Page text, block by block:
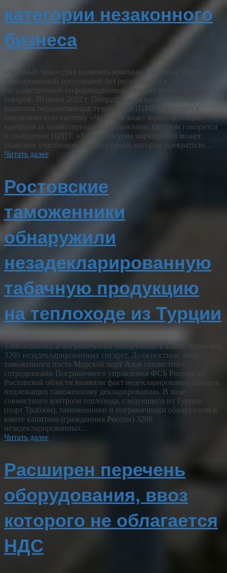
категории незаконного
бизнеса
«Честный знак» стал выявлять компании, которые торгуют
маркированной продукцией без регистрации в
государственной информационной системе мониторинга
товаров. 20 июня 2022 г. Оператор маркировки Центра
развития перспективных технологий (ЦРПТ) внедрил в
аналитическую систему «Честный знак» новые функции
контроля за хозяйствующими субъектами. Об этом говорится
в сообщении ЦРПТ. «Теперь система маркировки может
выявлять участников товарооборота, которые прекратили…
Читать далее
Ростовские
таможенники
обнаружили
незадекларированную
табачную продукцию
на теплоходе из Турции
Таможенники и пограничники обнаружили в каюте капитана
3200 незадекларированных сигарет. Должностные лица
таможенного поста Морской порт Азов совместно с
сотрудниками Пограничного управления ФСБ России по
Ростовской области выявили факт недекларирования товаров,
подлежащих таможенному декларированию. В ходе
совместного контроля теплохода, следующего из Турции
(порт Трабзон), таможенники и пограничники обнаружили в
каюте капитана (гражданина России) 3200
незадекларированных…
Читать далее
Расширен перечень
оборудования, ввоз
которого не облагается
НДС